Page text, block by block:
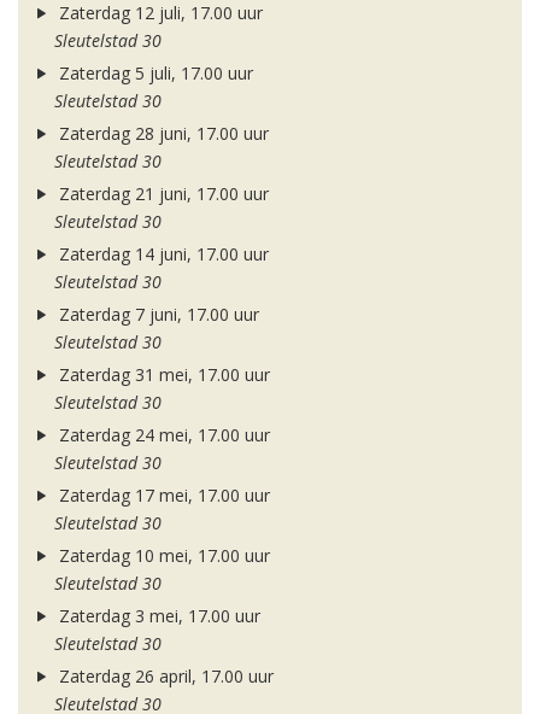
Zaterdag 12 juli, 17.00 uur
Sleutelstad 30
Zaterdag 5 juli, 17.00 uur
Sleutelstad 30
Zaterdag 28 juni, 17.00 uur
Sleutelstad 30
Zaterdag 21 juni, 17.00 uur
Sleutelstad 30
Zaterdag 14 juni, 17.00 uur
Sleutelstad 30
Zaterdag 7 juni, 17.00 uur
Sleutelstad 30
Zaterdag 31 mei, 17.00 uur
Sleutelstad 30
Zaterdag 24 mei, 17.00 uur
Sleutelstad 30
Zaterdag 17 mei, 17.00 uur
Sleutelstad 30
Zaterdag 10 mei, 17.00 uur
Sleutelstad 30
Zaterdag 3 mei, 17.00 uur
Sleutelstad 30
Zaterdag 26 april, 17.00 uur
Sleutelstad 30